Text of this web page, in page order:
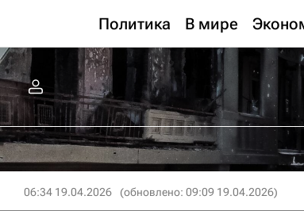
Политика В мире
06:34 19.04.2026 (обновлено: 09:09 19.04.2026)